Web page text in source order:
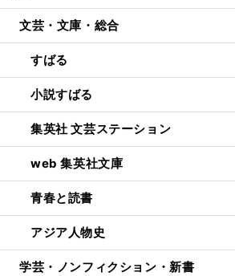
文芸・文庫・総合
すばる
小説すばる
集英社 文芸ステーション
web 集英社文庫
青春と読書
アジア人物史
学芸・ノンフィクション・新書